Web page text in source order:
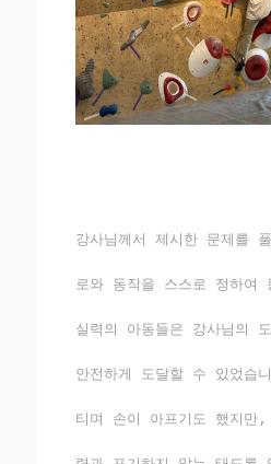
강사님께서 제시한 문제를
로와 동작을 스스로 정하여
실력의 아동들은 강사님의
안전하게 도달할 수 있었습
티며 손이 아프기도 했지만